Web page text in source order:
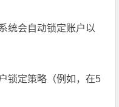
统会自动锁定账户以
锁定策略（例如，在5